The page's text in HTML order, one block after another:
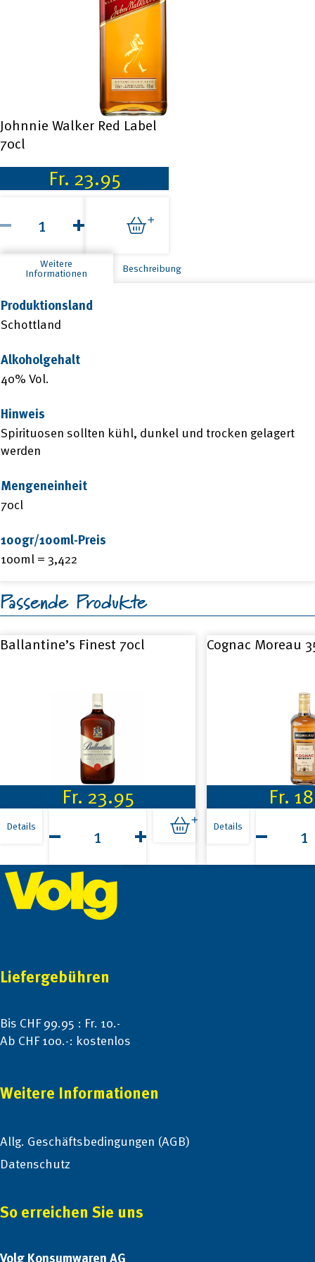
Johnnie Walker Red Label
70cl
Fr. 23.95
Red
70cl
Menge Weitere
Informationen Beschreibung
Produktionsland
Schottland
Alkoholgehalt
40% Vol.
Hinweis
Spirituosen sollten kühl, dunkel und trocken gelagert
werden
Mengeneinheit
70cl
100gr/100ml-Preis
100ml = 3,422
Passende Produkte
Ballantine’s Finest 70cl
Fr. 23.95
Details
70cl
Cognac Moreau
Fr.
Details
35cl
Footer
Liefergebühren
Bis CHF 99.95 : Fr. 10.-
Ab CHF 100.-: kostenlos
Weitere Informationen
Allg. Geschäftsbedingungen (AGB)
Datenschutz
So erreichen Sie uns
Volg Konsumwaren AG